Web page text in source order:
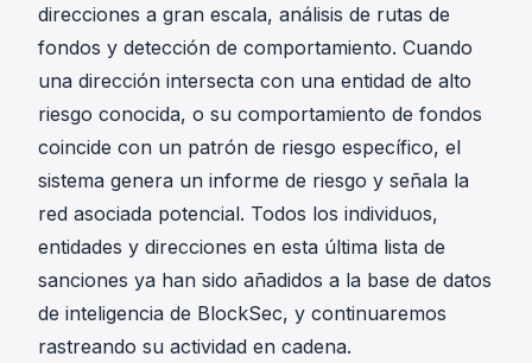
direcciones a gran escala, análisis de rutas de
fondos y detección de comportamiento. Cuando
una dirección intersecta con una entidad de alto
riesgo conocida, o su comportamiento de fondos
coincide con un patrón de riesgo específico, el
sistema genera un informe de riesgo y señala la
red asociada potencial. Todos los individuos,
entidades y direcciones en esta última lista de
sanciones ya han sido añadidos a la base de datos
de inteligencia de BlockSec, y continuaremos
rastreando su actividad en cadena.